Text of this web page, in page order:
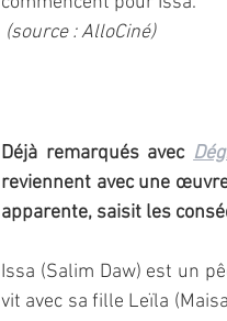
(source : AlloCiné)
Déjà remarqués avec
reviennent avec une
apparente, saisit les
Issa (Salim Daw) est un
vit avec sa fille Leïla